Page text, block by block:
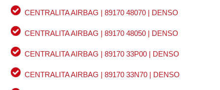
CENTRALITA AIRBAG | 89170 48070 | DENSO
CENTRALITA AIRBAG | 89170 48050 | DENSO
CENTRALITA AIRBAG | 89170 33P00 | DENSO
CENTRALITA AIRBAG | 89170 33N70 | DENSO